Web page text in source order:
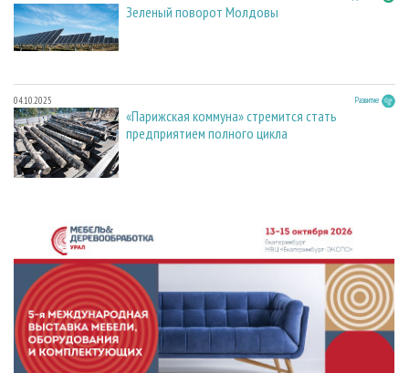
Зеленый поворот Молдовы
04.10.2025 Развитие
«Парижская коммуна» стремится стать
предприятием полного цикла